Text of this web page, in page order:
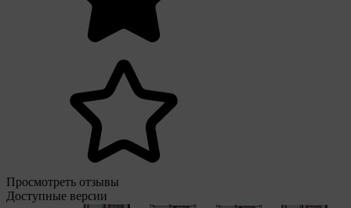
Просмотреть отзывы
Доступные версии